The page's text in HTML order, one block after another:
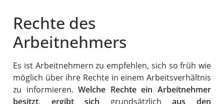
Rechte des
Arbeitnehmers
Es ist Arbeitnehmern zu empfehlen, sich so früh wie
möglich über ihre Rechte in einem Arbeitsverhältnis
zu informieren.Welche Rechte ein Arbeitnehmer
besitzt, ergibt sich grundsätzlichaus den